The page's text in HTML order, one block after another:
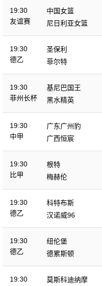
19:30
友谊赛
中国女篮
尼日利亚女篮
19:30
德乙
圣保利
菲尔特
19:30
菲州长杯
基尼巴国王
黑水精英
19:30
中甲
广东广州豹
广西恒宸
19:30
比甲
根特
梅赫伦
19:30
德乙
科特布斯
汉诺威96
19:30
德乙
纽伦堡
德累斯顿
19:30
莫斯科迪纳摩